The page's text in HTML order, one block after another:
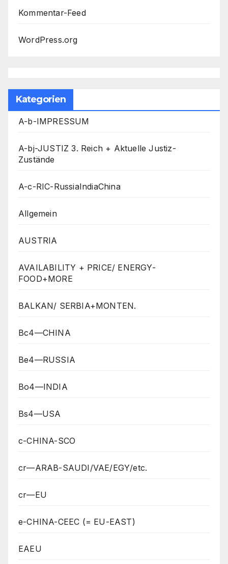
Kommentar-Feed
WordPress.org
Kategorien
A-b-IMPRESSUM
A-bj-JUSTIZ 3. Reich + Aktuelle Justiz-
Zustände
A-c-RIC-RussiaIndiaChina
Allgemein
AUSTRIA
AVAILABILITY + PRICE/ ENERGY-
FOOD+MORE
BALKAN/ SERBIA+MONTEN.
Bc4—CHINA
Be4—RUSSIA
Bo4—INDIA
Bs4—USA
c-CHINA-SCO
cr—ARAB-SAUDI/VAE/EGY/etc.
cr—EU
e-CHINA-CEEC (= EU-EAST)
EAEU